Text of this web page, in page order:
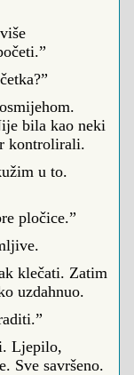
bila kao neki
kontrolirali.
u to.
pločice.”
klečati. Zatim
uzdahnuo.
Ljepilo,
Sve savršeno.